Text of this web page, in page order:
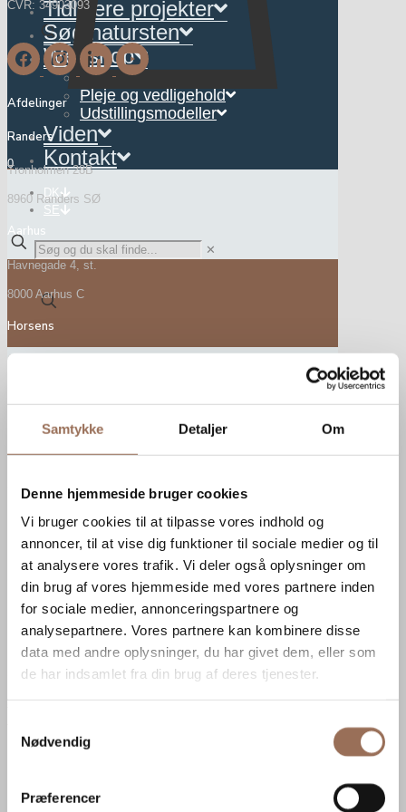
Samtykke Detaljer Om
Denne hjemmeside bruger cookies
Vi bruger cookies til at tilpasse vores indhold og
annoncer, til at vise dig funktioner til sociale medier og til
at analysere vores trafik. Vi deler også oplysninger om
din brug af vores hjemmeside med vores partnere inden
for sociale medier, annonceringspartnere og
analysepartnere. Vores partnere kan kombinere disse
data med andre oplysninger, du har givet dem, eller som
de har indsamlet fra din brug af deres tjenester.
Nødvendig
Præferencer
Tidligere projekter
Søg natursten
Webshop
Interiør
Pleje og vedligehold
Udstillingsmodeller
Viden
Kontakt
0
DK
SE
✕
CVR: 34903093
Afdelinger
Randers
Tronholmen 28B
8960 Randers SØ
Aarhus
Havnegade 4, st.
8000 Aarhus C
Horsens
Ove Jensens Allé 52
København S
Prøvestenen, B-vej 4
Rønne
Rabækkevej 2
Svendborg
5700 Svendborg
Se åbningstider
Nyttige links
EPD